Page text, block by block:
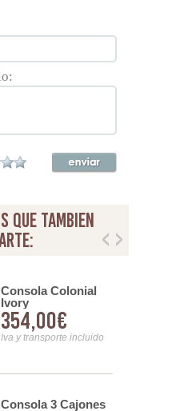
tambien
Consola Colonial
Ivory
354,00€
Iva y transporte incluido
Consola 3 Cajones